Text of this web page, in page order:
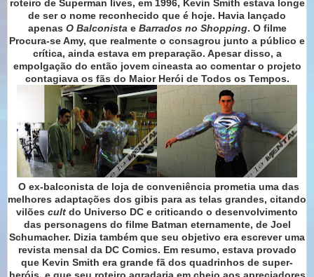
roteiro de Superman lives, em 1996, Kevin Smith estava longe
de ser o nome reconhecido que é hoje. Havia lançado
apenas O Balconista e Barrados no Shopping. O filme
Procura-se Amy, que realmente o consagrou junto a público e
crítica, ainda estava em preparação. Apesar disso, a
empolgação do então jovem cineasta ao comentar o projeto
contagiava os fãs do Maior Herói de Todos os Tempos.
O ex-balconista de loja de conveniência prometia uma das
melhores adaptações dos gibis para as telas grandes, citando
vilões cult do Universo DC e criticando o desenvolvimento
das personagens do filme Batman eternamente, de Joel
Schumacher. Dizia também que seu objetivo era escrever uma
revista mensal da DC Comics. Em resumo, estava provado
que Kevin Smith era grande fã dos quadrinhos de super-
heróis, e que seu roteiro agradaria em cheio aos apreciadores